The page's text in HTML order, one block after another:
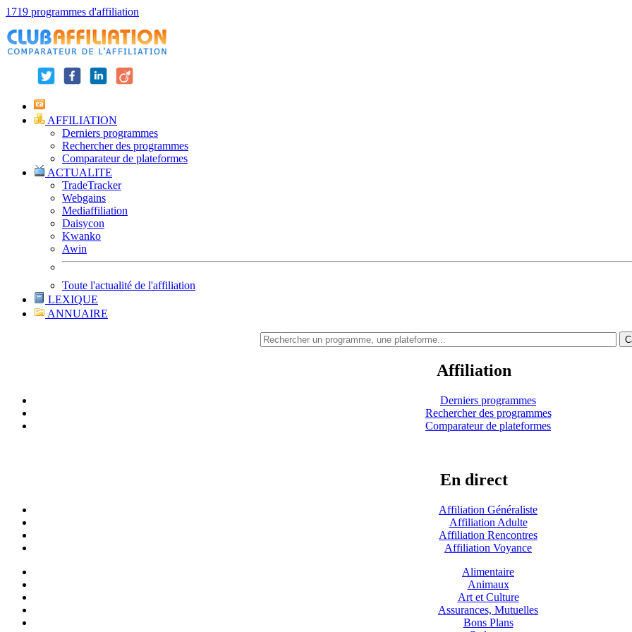
1719 programmes d'affiliation
AFFILIATION
Derniers programmes
Rechercher des programmes
Comparateur de plateformes
ACTUALITE
TradeTracker
Webgains
Mediaffiliation
Daisycon
Kwanko
Awin
Toute l'actualité de l'affiliation
LEXIQUE
ANNUAIRE
Affiliation
Derniers programmes
Rechercher des programmes
Comparateur de plateformes
En direct
Affiliation Généraliste
Affiliation Adulte
Affiliation Rencontres
Affiliation Voyance
Alimentaire
Animaux
Art et Culture
Assurances, Mutuelles
Bons Plans